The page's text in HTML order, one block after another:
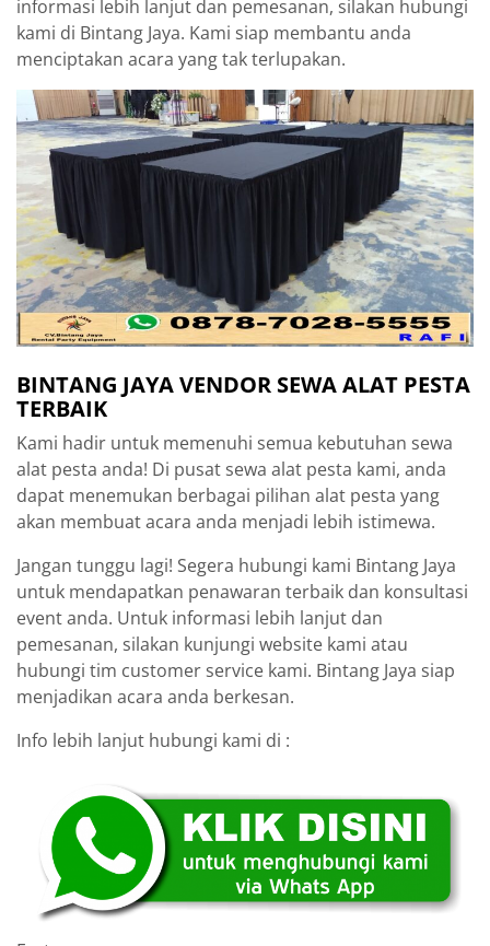
informasi lebih lanjut dan pemesanan, silakan hubungi
kami di Bintang Jaya. Kami siap membantu anda
menciptakan acara yang tak terlupakan.
BINTANG JAYA VENDOR SEWA ALAT PESTA
TERBAIK
Kami hadir untuk memenuhi semua kebutuhan sewa
alat pesta anda! Di pusat sewa alat pesta kami, anda
dapat menemukan berbagai pilihan alat pesta yang
akan membuat acara anda menjadi lebih istimewa.
Jangan tunggu lagi! Segera hubungi kami Bintang Jaya
untuk mendapatkan penawaran terbaik dan konsultasi
event anda. Untuk informasi lebih lanjut dan
pemesanan, silakan kunjungi website kami atau
hubungi tim customer service kami. Bintang Jaya siap
menjadikan acara anda berkesan.
Info lebih lanjut hubungi kami di :